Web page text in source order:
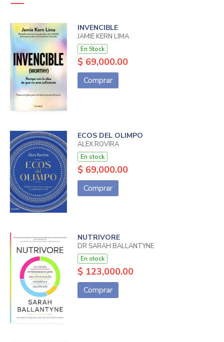
INVENCIBLE
JAMIE KERN LIMA
En Stock
$ 69,000.00
Comprar
ECOS DEL OLIMPO
ALEX ROVIRA
En stock
$ 69,000.00
Comprar
NUTRIVORE
DR SARAH BALLANTYNE
En stock
$ 123,000.00
Comprar